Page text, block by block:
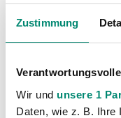
Zustimmung
Wir und unsere 1
Daten, wie z. B. Ihre
Unkategorisiert